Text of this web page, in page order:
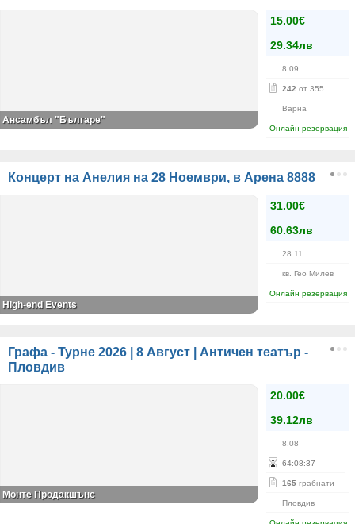
15.00€
29.34лв
8.09
242 от 355
Варна
Онлайн резервация
Ансамбъл "Българе"
Концерт на Анелия на 28 Ноември, в Арена 8888
31.00€
60.63лв
28.11
кв. Гео Милев
Онлайн резервация
High-end Events
Графа - Турне 2026 | 8 Август | Античен театър -
Пловдив
20.00€
39.12лв
8.08
64:08:37
165 грабнати
Пловдив
Монте Продакшънс